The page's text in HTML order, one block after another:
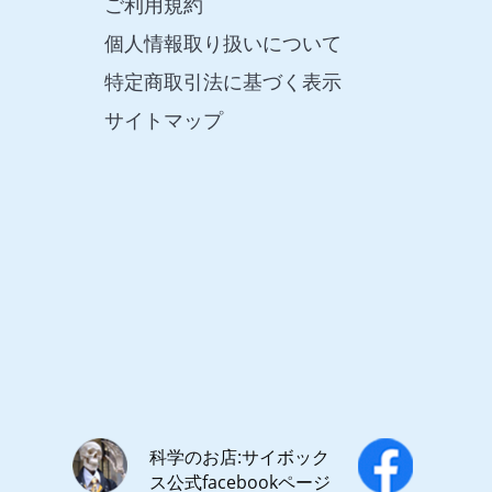
個人情報取り扱いについて
特定商取引法に基づく表示
サイトマップ
科学のお店:サイボック
ス公式facebookページ